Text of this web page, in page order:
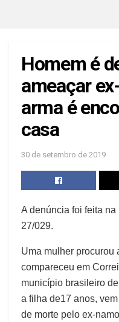
Homem é
ameaçar
arma é
casa
30 de setembro de 2019
A denúncia foi feita
27/029.
Uma mulher procurou
compareceu em
município brasileiro
a filha de17 anos,
de morte pelo ex-